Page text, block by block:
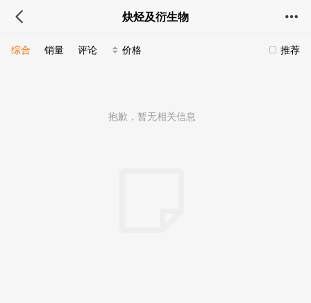
炔烃及衍生物
推荐
综合 销量 评论 价格
抱歉，暂无相关信息